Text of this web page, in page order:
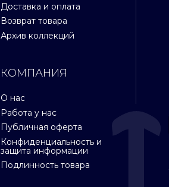
Доставка и оплата
Возврат товара
Архив коллекций
КОМПАНИЯ
О нас
Работа у нас
Публичная оферта
Конфиденциальность и
защита информации
Подлинность товара